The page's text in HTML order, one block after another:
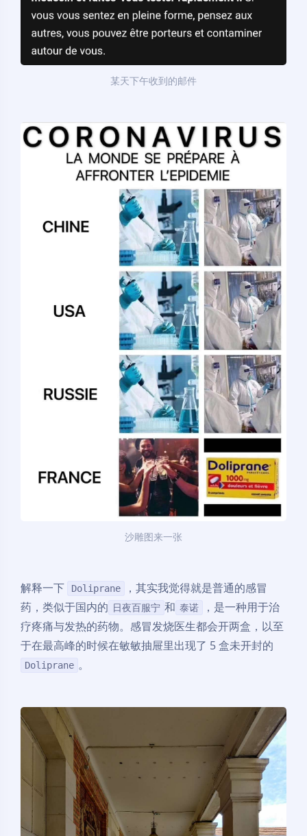
某天下午收到的邮件
沙雕图来一张
解释一下 Doliprane
，其实我觉得就是普通的感冒
药，类似于国内的 日夜百服宁 和 泰诺
，是一种用于治
疗疼痛与发热的药物。感冒发烧医生都会开两盒，以至
于在最高峰的时候在敏敏抽屉里出现了 5 盒未开封的
Doliprane 。